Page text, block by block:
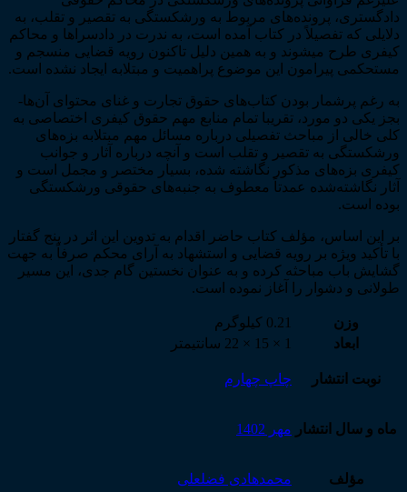
دادگستری، پرونده­‌های مربوط به ورشکستگی به تقصیر و تقلب، به
دلایلی که تفصیلاً در کتاب آمده است، به ندرت در دادسراها و محاکم
کیفری طرح می­شوند و به همین دلیل تاکنون رویه قضایی منسجم و
مستحکمی پیرامون این موضوع پراهمیت و مبتلابه ایجاد نشده است.
به رغم پرشمار بودن کتاب­‌های حقوق تجارت و غنای محتوای آن­‌ها­
بجز یکی دو مورد، تقریبا تمام منابع مهم حقوق کیفری اختصاصی به­‌
کلی خالی از مباحث تفصیلی درباره مسائل مهم مبتلابه بزه‌­های
ورشکستگی به تقصیر و تقلب است و آنچه درباره آثار و جوانب
کیفری بزه­‌های مذکور نگاشته شده، بسیار مختصر و مجمل است و
آثار نگاشته‌­شده عمدتاً معطوف به جنبه­‌های حقوقی ورشکستگی
بوده است.
بر این اساس، مؤلف کتاب حاضر اقدام به تدوین این اثر در پنج گفتار
با تأکید ویژه بر رویه قضایی و استشهاد به آرای محکم صرفاً به جهت
گشایش باب مباحثه کرده و به عنوان نخستین گام جدی، این مسیر
طولانی و دشوار را آغاز نموده است.
وزن
0.21 کیلوگرم
ابعاد
1 × 15 × 22 سانتیمتر
نوبت انتشار چاپ چهارم
ماه و سال انتشار مهر 1402
مؤلف محمدهادی فضلعلی